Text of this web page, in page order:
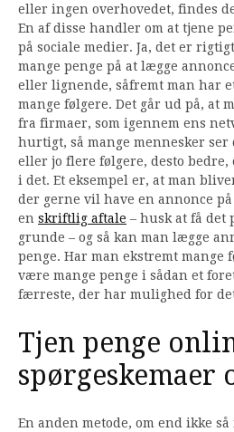
eller ingen overhovedet, findes
En af disse handler om at tjene
på sociale medier. Ja, det er
mange penge på at lægge
eller lignende, såfremt man har
mange følgere. Det går ud på, at
fra firmaer, som igennem ens
hurtigt, så mange mennesker
eller jo flere følgere, desto bedre,
i det. Et eksempel er, at man
der gerne vil have en annonce
en skriftlig aftale – husk at få det
grunde – og så kan man lægge
penge. Har man ekstremt mange
være mange penge i sådan et
færreste, der har mulighed for
Tjen penge
spørgeskemaer
En anden metode, om end ikke